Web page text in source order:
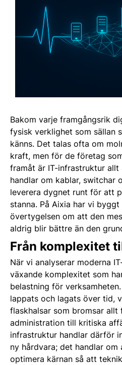
Bakom varje framgångsrik
fysisk verklighet som sällan
känns. Det talas ofta om
kraft, men för de företag
framåt är IT-infrastruktur
handlar om kablar, switchar
leverera dygnet runt för att
stanna. På Aixia har vi
övertygelsen om att den
aldrig blir bättre än den
Från komplexitet
När vi analyserar moderna
växande komplexitet som
belastning för
lappats och lagats över tid,
flaskhalsar som bromsar allt
administration till kritiska
infrastruktur handlar därför
ny hårdvara; det handlar
optimera kärnan så att